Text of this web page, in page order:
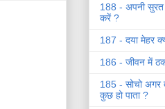
188 - अपनी सुरत
करें ?
187 - दया मेहर
186 - जीवन में
185 - सोचो अगर
कुछ हो पाता ?